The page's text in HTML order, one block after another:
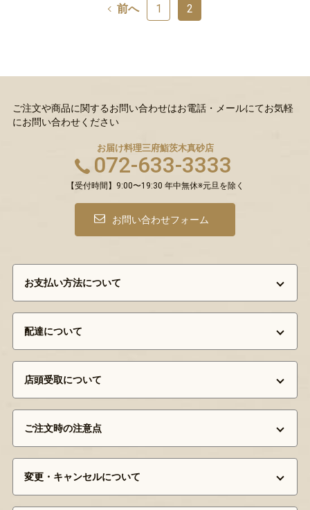
前へ 1 2
ご注文や商品に関するお問い合わせはお電話・メールにてお気軽
にお問い合わせください
お届け料理三府鮨茨木真砂店
072-633-3333
【受付時間】9:00〜19:30 年中無休※元旦を除く
お問い合わせフォーム
お支払い方法について
配達について
店頭受取について
ご注文時の注意点
変更・キャンセルについて